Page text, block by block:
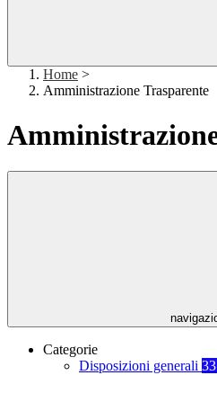
Home >
Amministrazione Trasparente
Categorie
Disposizioni generali